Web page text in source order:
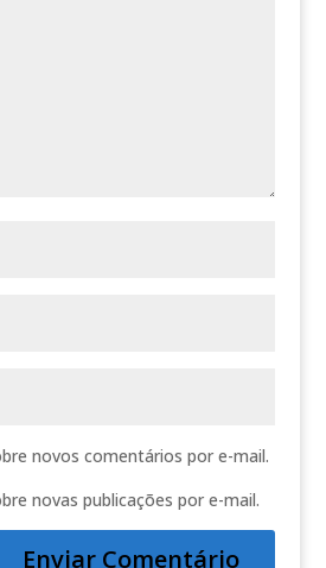
novos comentários por e-mail.
novas publicações por e-mail.